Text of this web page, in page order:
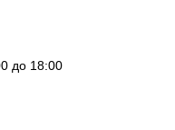
до 18:00